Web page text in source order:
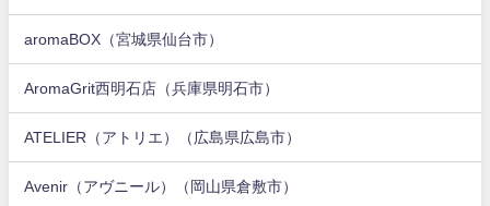
aromaBOX（宮城県仙台市）
AromaGrit西明石店（兵庫県明石市）
ATELIER（アトリエ）（広島県広島市）
Avenir（アヴニール）（岡山県倉敷市）